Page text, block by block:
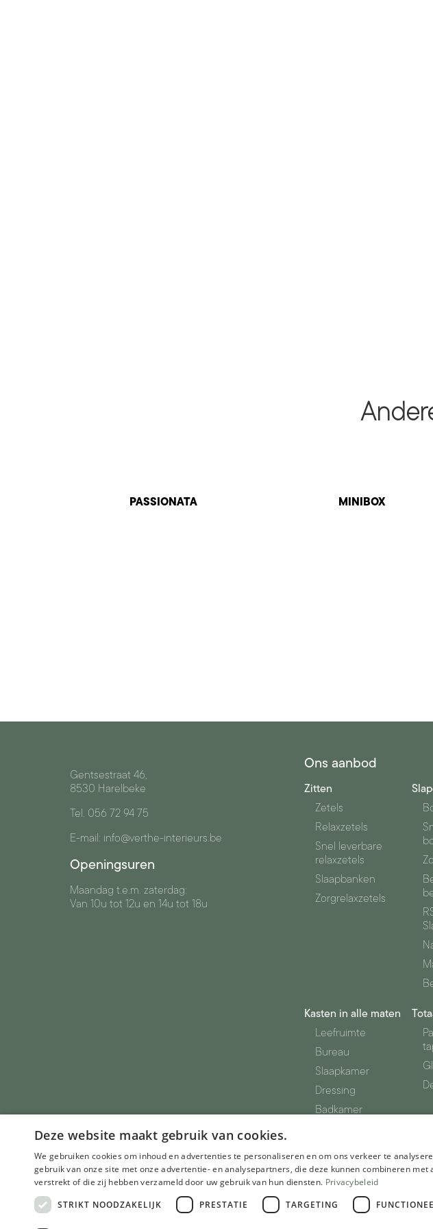
PASSIONATA MINIBOX
Gentsestraat 46,
8530 Harelbeke
Tel. 056 72 94 75
E-mail: info@verthe-interieurs.be
Openingsuren
Maandag t.e.m. zaterdag:
Van 10u tot 12u en 14u tot 18u
Ons aanbod
Zitten
Zetels
Relaxzetels
Snel leverbare
relaxzetels
Slaapbanken
Zorgrelaxzetels
Kasten in alle maten
Leefruimte
Bureau
Slaapkamer
Dressing
Badkamer
Deze website maakt gebruik van cookies.
We gebruiken cookies om inhoud en advertenties te personaliseren en om ons verkeer te
gebruik van onze site met onze advertentie- en analysepartners, die deze kunnen combineren
verstrekt of die zij hebben verzameld door uw gebruik van hun diensten. Privacybeleid
STRIKT NOODZAKELIJK
PRESTATIE TARGETING